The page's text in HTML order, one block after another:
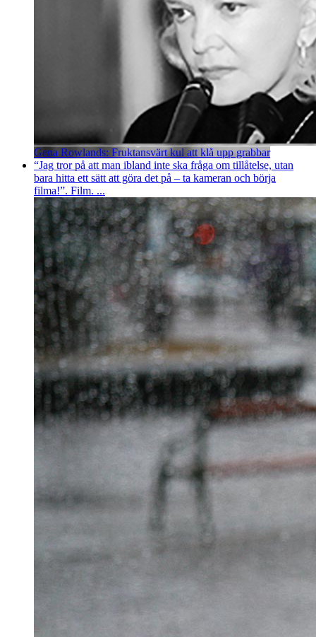
Gena Rowlands: Fruktansvärt kul att klå upp grabbar
“Jag tror på att man ibland inte ska fråga om tillåtelse, utan
bara hitta ett sätt att göra det på – ta kameran och börja
filma!”. Film. ...